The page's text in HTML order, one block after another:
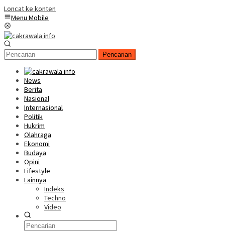
Loncat ke konten
Menu Mobile
Pencarian
News
Berita
Nasional
Internasional
Politik
Hukrim
Olahraga
Ekonomi
Budaya
Opini
Lifestyle
Lainnya
Indeks
Techno
Video